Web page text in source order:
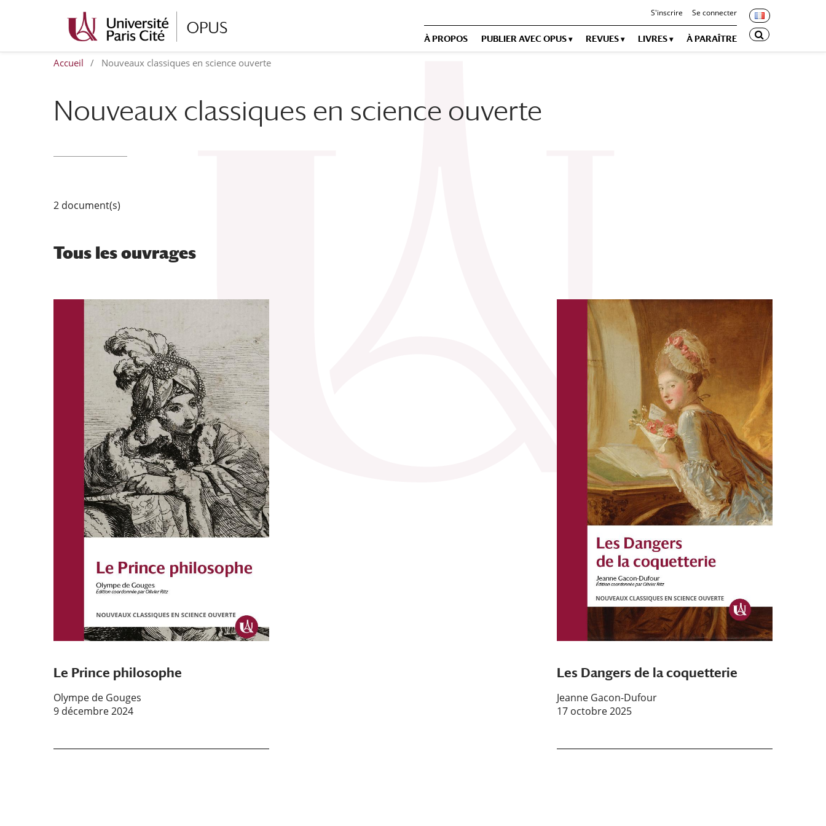
S'inscrire Se connecter
À PROPOS PUBLIER AVEC OPUS REVUES LIVRES À PARAÎTRE
Accueil / Nouveaux classiques en science ouverte
Nouveaux classiques en science ouverte
2 document(s)
Tous les ouvrages
Le Prince philosophe
Olympe de Gouges
9 décembre 2024
Les Dangers de la coquetterie
Jeanne Gacon-Dufour
17 octobre 2025